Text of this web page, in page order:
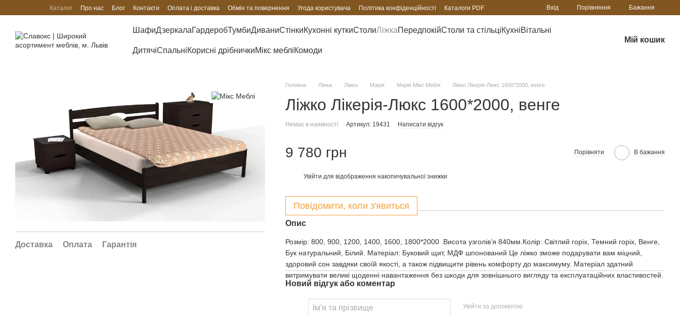
Перейти до основного контенту
Каталог Про нас Блог Контакти Оплата і доставка Обмін та повернення Угода користувача Політика конфіденційності Каталоги PDF Вхід Порівняння Бажання
ШафиДзеркалаГардеробТумбиДиваниСтінкиКухонні куткиСтолиЛіжкаПередпокійСтоли та стільціКухніВітальні
ДитячіСпальніКорисні дрібничкиМікс мебліКомоди
Мій кошик
Доставка Оплата Гарантія
Головна Ліжка Ліжка Марія Марія Мікс Меблі Ліжко Лікерія-Люкс 1600*2000, венге
Ліжко Лікерія-Люкс 1600*2000, венге
Немає в наявності Артикул: 19431 Написати відгук
9 780 грн Порівняти В бажання
Увійти для відображення накопичувальної знижки
Повідомити, коли з'явиться
Опис
Розмір: 800, 900, 1200, 1400, 1600, 1800*2000 .Висота узголів’я 840мм.Колір: Світлий горіх, Темний горіх, Венге,
Бук натуральний, Білий. Матеріал: Буковий щит, МДФ шпонований Це ліжко зможе подарувати вам міцний,
здоровий сон завдяки своїй якості, а також підвищити рівень комфорту до максимуму. Матеріал здатний
витримувати великі щоденні навантаження без шкоди для зовнішнього вигляду та експлуатаційних властивостей.
Новий відгук або коментар
Увійти за допомогою